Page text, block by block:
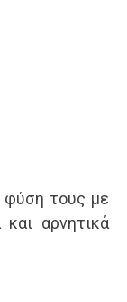
φύση τους με
και αρνητικά